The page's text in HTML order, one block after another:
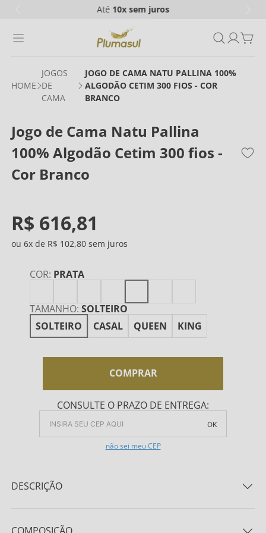
Até 10xsem juros
JOGOS
DE
CAMA
JOGO DE CAMA NATU PALLINA 100%
ALGODÃO CETIM 300 FIOS - COR
BRANCO
Jogo de Cama Natu Pallina
100% Algodão Cetim 300 fios -
Cor Branco
R$ 616,81
6 R$ 102,80
COR: PRATA
TAMANHO: SOLTEIRO
SOLTEIRO
CASAL QUEEN KING
COMPRAR
CONSULTE O PRAZO DE ENTREGA:
OK
não sei meu CEP
DESCRIÇÃO
elegância, a coleção NATU é uma expressão daquilo